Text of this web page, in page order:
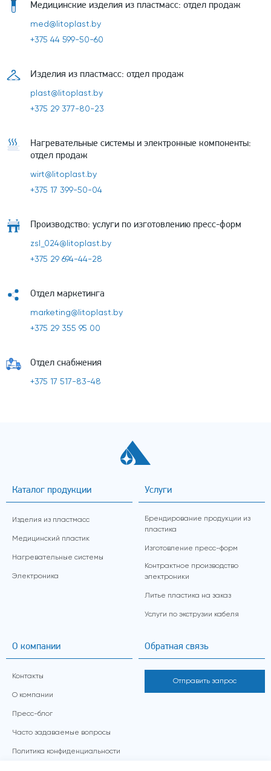
Медицинские изделия из пластмасс: отдел продаж
med@litoplast.by
+375 44 599-50-60
Изделия из пластмасс: отдел продаж
plast@litoplast.by
+375 29 377-80-23
Нагревательные системы и электронные компоненты:
отдел продаж
wirt@litoplast.by
+375 17 399-50-04
Производство: услуги по изготовлению пресс-форм
zsl_024@litoplast.by
+375 29 694-44-28
Отдел маркетинга
marketing@litoplast.by
+375 29 355 95 00
Отдел снабжения
+375 17 517-83-48
Каталог продукции
Изделия из пластмасс
Медицинский пластик
Нагревательные системы
Электроника
Услуги
Брендирование продукции из
пластика
Изготовление пресс-форм
Контрактное производство
электроники
Литье пластика на заказ
Услуги по экструзии кабеля
О компании
Контакты
О компании
Пресс-блог
Часто задаваемые вопросы
Политика конфиденциальности
Обратная связь
Отправить запрос